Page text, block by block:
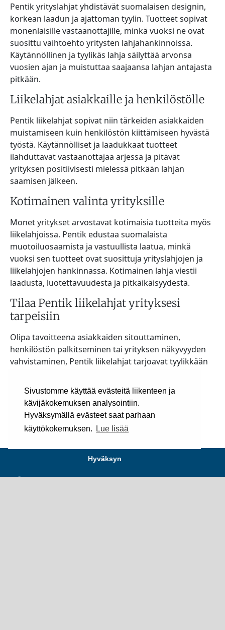
Sivustomme käyttää evästeitä liikenteen ja
kävijäkokemuksen analysointiin.
Hyväksymällä evästeet saat parhaan
käyttökokemuksen.
Lue lisää
Hyväksyn
Pentik yrityslahjat yhdistävät suomalaisen designin,
korkean laadun ja ajattoman tyylin. Tuotteet sopivat
monenlaisille vastaanottajille, minkä vuoksi ne ovat
suosittu vaihtoehto yritysten lahjahankinnoissa.
Käytännöllinen ja tyylikäs lahja säilyttää arvonsa
vuosien ajan ja muistuttaa saajaansa lahjan antajasta
pitkään.
Liikelahjat asiakkaille ja henkilöstölle
Pentik liikelahjat sopivat niin tärkeiden asiakkaiden
muistamiseen kuin henkilöstön kiittämiseen hyvästä
työstä. Käytännölliset ja laadukkaat tuotteet
ilahduttavat vastaanottajaa arjessa ja pitävät
yrityksen positiivisesti mielessä pitkään lahjan
saamisen jälkeen.
Kotimainen valinta yrityksille
Monet yritykset arvostavat kotimaisia tuotteita myös
liikelahjoissa. Pentik edustaa suomalaista
muotoiluosaamista ja vastuullista laatua, minkä
vuoksi sen tuotteet ovat suosittuja yrityslahjojen ja
liikelahjojen hankinnassa. Kotimainen lahja viestii
laadusta, luotettavuudesta ja pitkäikäisyydestä.
Tilaa Pentik liikelahjat yrityksesi
tarpeisiin
Olipa tavoitteena asiakkaiden sitouttaminen,
henkilöstön palkitseminen tai yrityksen näkyvyyden
vahvistaminen, Pentik liikelahjat tarjoavat tyylikkään
suomalainen design ja monipuolinen valikoima
tekevät niistä erinomaisen vaihtoehdon yritysten
lahjatarpeisiin.